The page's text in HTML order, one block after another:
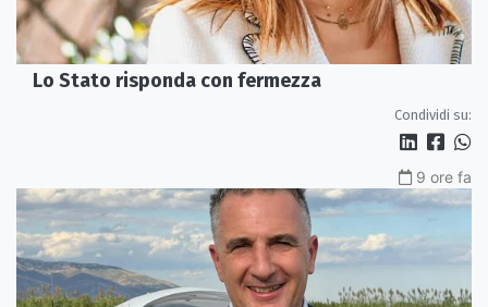
Lo Stato risponda con fermezza
Condividi su:
9 ore fa